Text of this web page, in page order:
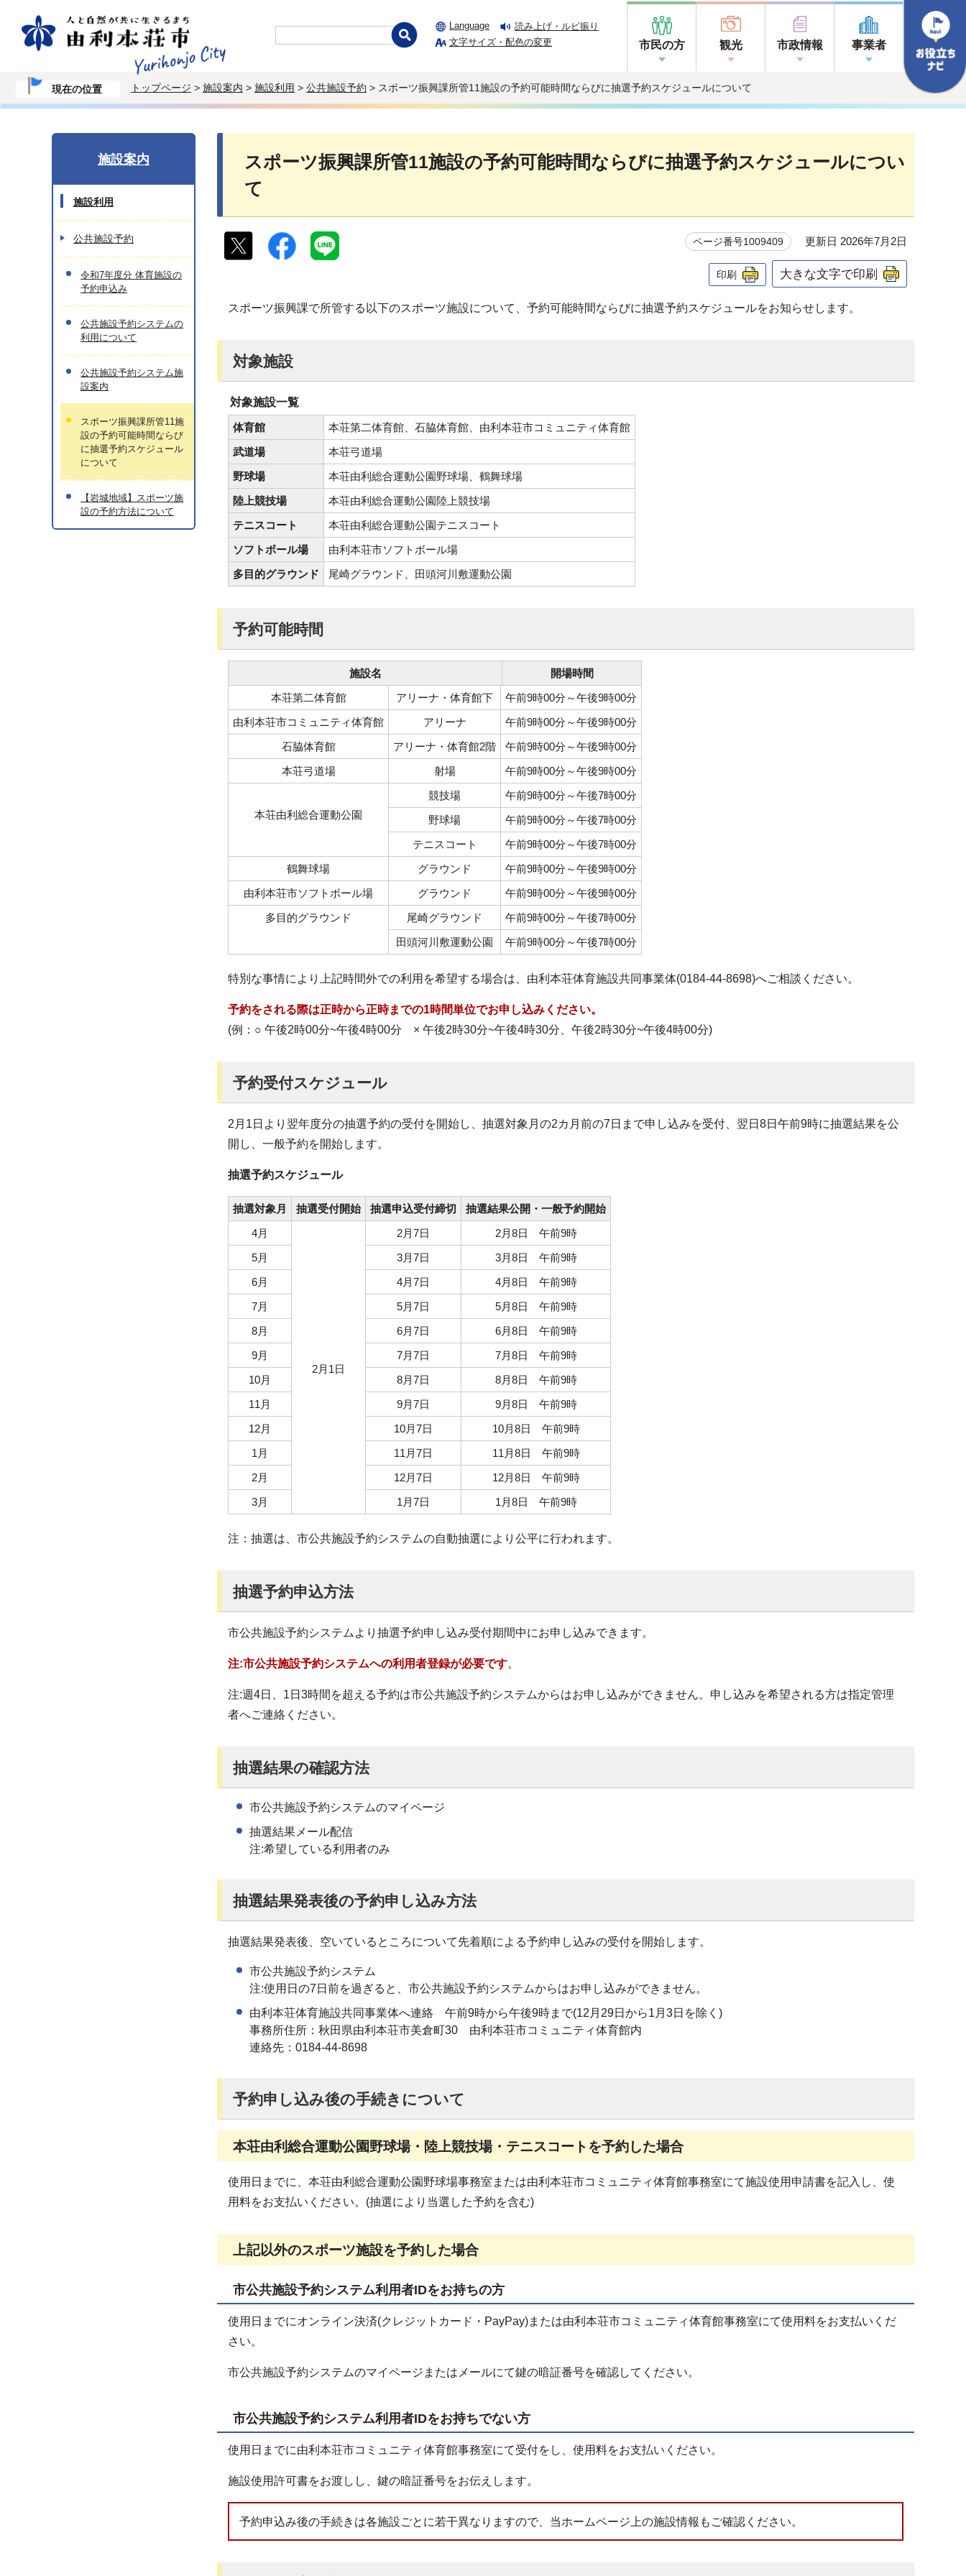
Language
読み上げ・ルビ振り
文字サイズ・配色の変更
市民の方 観光 市政情報 事業者
現在の位置 トップページ > 施設案内 > 施設利用 > 公共施設予約 > スポーツ振興課所管11施設の予約可能時間ならびに抽選予約スケジュールについて
スポーツ振興課所管11施設の予約可能時間ならびに抽選予約スケジュールについ
て
ページ番号1009409 更新日 2026年7月2日
印刷 大きな文字で印刷
スポーツ振興課で所管する以下のスポーツ施設について、予約可能時間ならびに抽選予約スケジュールをお知らせします。
対象施設
対象施設一覧
体育館
本荘第二体育館、石脇体育館、由利本荘市コミュニティ体育館
武道場
本荘弓道場
野球場
本荘由利総合運動公園野球場、鶴舞球場
陸上競技場
本荘由利総合運動公園陸上競技場
テニスコート
本荘由利総合運動公園テニスコート
ソフトボール場
由利本荘市ソフトボール場
多目的グラウンド
尾崎グラウンド、田頭河川敷運動公園
予約可能時間
施設名
開場時間
本荘第二体育館
アリーナ・体育館下
午前9時00分～午後9時00分
由利本荘市コミュニティ体育館
アリーナ
午前9時00分～午後9時00分
石脇体育館
アリーナ・体育館2階
午前9時00分～午後9時00分
本荘弓道場
射場 午前9時00分～午後9時00分
本荘由利総合運動公園
競技場
午前9時00分～午後7時00分
野球場
午前9時00分～午後7時00分
テニスコート
午前9時00分～午後7時00分
鶴舞球場
グラウンド
午前9時00分～午後9時00分
由利本荘市ソフトボール場
グラウンド
午前9時00分～午後9時00分
多目的グラウンド
尾崎グラウンド
午前9時00分～午後7時00分
田頭河川敷運動公園
午前9時00分～午後7時00分
特別な事情により上記時間外での利用を希望する場合は、由利本荘体育施設共同事業体(0184-44-8698)へご相談ください。
予約をされる際は正時から正時までの1時間単位でお申し込みください。
(例：○ 午後2時00分~午後4時00分 × 午後2時30分~午後4時30分、午後2時30分~午後4時00分)
予約受付スケジュール
2月1日より翌年度分の抽選予約の受付を開始し、抽選対象月の2カ月前の7日まで申し込みを受付、翌日8日午前9時に抽選結果を公
開し、一般予約を開始します。
抽選予約スケジュール
抽選対象月 抽選受付開始 抽選申込受付締切
抽選結果公開・一般予約開始
4月
2月1日
2月7日
2月8日 午前9時
5月
3月7日
3月8日 午前9時
6月
4月7日
4月8日 午前9時
7月
5月7日
5月8日 午前9時
8月
6月7日
6月8日 午前9時
9月
7月7日
7月8日 午前9時
10月
8月7日
8月8日 午前9時
11月
9月7日
9月8日 午前9時
12月
10月7日
10月8日 午前9時
1月
11月7日
11月8日 午前9時
2月
12月7日
12月8日 午前9時
3月
1月7日 1月8日 午前9時
注：抽選は、市公共施設予約システムの自動抽選により公平に行われます。
抽選予約申込方法
市公共施設予約システムより抽選予約申し込み受付期間中にお申し込みできます。
注:市公共施設予約システムへの利用者登録が必要です。
注:週4日、1日3時間を超える予約は市公共施設予約システムからはお申し込みができません。申し込みを希望される方は指定管理
者へご連絡ください。
抽選結果の確認方法
市公共施設予約システムのマイページ
抽選結果メール配信
注:希望している利用者のみ
抽選結果発表後の予約申し込み方法
抽選結果発表後、空いているところについて先着順による予約申し込みの受付を開始します。
市公共施設予約システム
注:使用日の7日前を過ぎると、市公共施設予約システムからはお申し込みができません。
由利本荘体育施設共同事業体へ連絡 午前9時から午後9時まで(12月29日から1月3日を除く)
事務所住所：秋田県由利本荘市美倉町30 由利本荘市コミュニティ体育館内
連絡先：0184-44-8698
予約申し込み後の手続きについて
本荘由利総合運動公園野球場・陸上競技場・テニスコートを予約した場合
使用日までに、本荘由利総合運動公園野球場事務室または由利本荘市コミュニティ体育館事務室にて施設使用申請書を記入し、使
用料をお支払いください。(抽選により当選した予約を含む)
上記以外のスポーツ施設を予約した場合
市公共施設予約システム利用者IDをお持ちの方
使用日までにオンライン決済(クレジットカード・PayPay)または由利本荘市コミュニティ体育館事務室にて使用料をお支払いくだ
さい。
市公共施設予約システムのマイページまたはメールにて鍵の暗証番号を確認してください。
市公共施設予約システム利用者IDをお持ちでない方
使用日までに由利本荘市コミュニティ体育館事務室にて受付をし、使用料をお支払いください。
施設使用許可書をお渡しし、鍵の暗証番号をお伝えします。
予約申込み後の手続きは各施設ごとに若干異なりますので、当ホームページ上の施設情報もご確認ください。
施設案内
施設利用
公共施設予約
令和7年度分 体育施設の
予約申込み
公共施設予約システムの
利用について
公共施設予約システム施
設案内
スポーツ振興課所管11施
設の予約可能時間ならび
に抽選予約スケジュール
について
【岩城地域】スポーツ施
設の予約方法について